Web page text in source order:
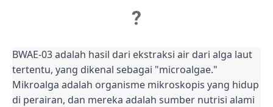
?
BWAE-03 adalah hasil dari ekstraksi air dari alga laut
tertentu, yang dikenal sebagai "microalgae."
Mikroalga adalah organisme mikroskopis yang hidup
di perairan, dan mereka adalah sumber nutrisi alami